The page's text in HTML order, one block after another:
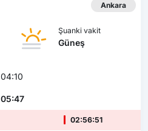
Ankara
Şuanki vakit
Güneş
04:10
05:47
02:56:50